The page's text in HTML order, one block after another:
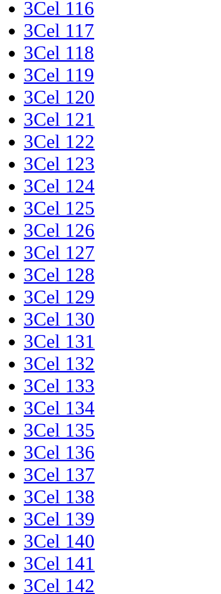
3Cel 116
3Cel 117
3Cel 118
3Cel 119
3Cel 120
3Cel 121
3Cel 122
3Cel 123
3Cel 124
3Cel 125
3Cel 126
3Cel 127
3Cel 128
3Cel 129
3Cel 130
3Cel 131
3Cel 132
3Cel 133
3Cel 134
3Cel 135
3Cel 136
3Cel 137
3Cel 138
3Cel 139
3Cel 140
3Cel 141
3Cel 142